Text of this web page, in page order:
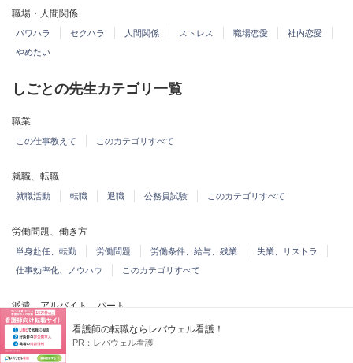
職場・人間関係
パワハラ セクハラ 人間関係 ストレス 職場恋愛
社内恋愛
やめたい
しごとの先生カテゴリ一覧
職業
この仕事教えて このカテゴリすべて
就職、転職
就職活動 転職 退職 公務員試験 このカテゴリすべて
労働問題、働き方
単身赴任、転勤 労働問題 労働条件、給与、残業
失業、リストラ
仕事効率化、ノウハウ
このカテゴリすべて
派遣、アルバイト、パート
アルバイト、フリーター 派遣 パート このカテゴリすべて
看護師の転職ならレバウェル看護！
PR： レバウェル看護